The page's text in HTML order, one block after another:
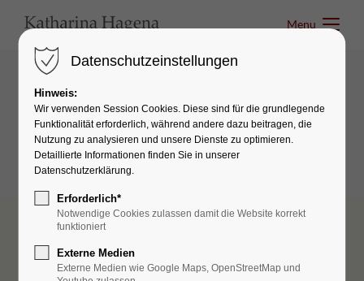
Menu
Tabs
Datenschutzeinstellungen
Hinweis:
Wir verwenden Session Cookies. Diese sind für die grundlegende
Funktionalität erforderlich, während andere dazu beitragen, die
Nutzung zu analysieren und unsere Dienste zu optimieren.
Detaillierte Informationen finden Sie in unserer
Datenschutzerklärung.
Erforderlich*
Notwendige Cookies zulassen damit die Website korrekt
funktioniert
Externe Medien
Externe Medien wie Google Maps, OpenStreetMap und
Menu